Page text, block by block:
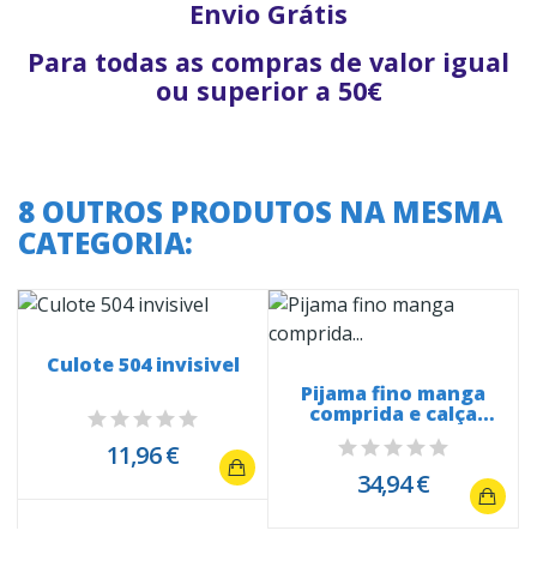
Envio Grátis
Para todas as compras de valor igual
ou superior a 50€
8 OUTROS PRODUTOS NA MESMA
CATEGORIA:
Culote 504 invisivel
11,96 €
Pijama fino manga
comprida e calça
Summer Vibes...
34,94 €